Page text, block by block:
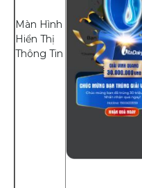
Màn Hình
Hiển Thị
Thông Tin